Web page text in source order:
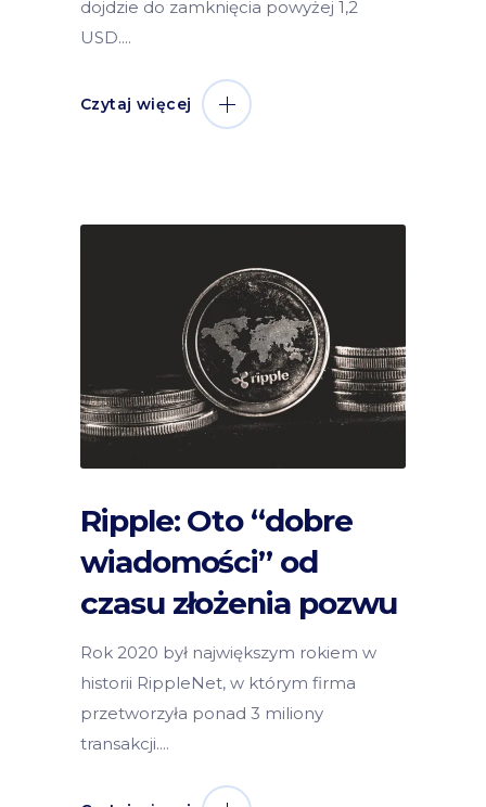
dojdzie do zamknięcia powyżej 1,2
USD.
Czytaj więcej
Ripple: Oto “dobre
wiadomości” od
czasu złożenia pozwu
Rok 2020 był największym rokiem w
historii RippleNet, w którym firma
przetworzyła ponad 3 miliony
transakcji.